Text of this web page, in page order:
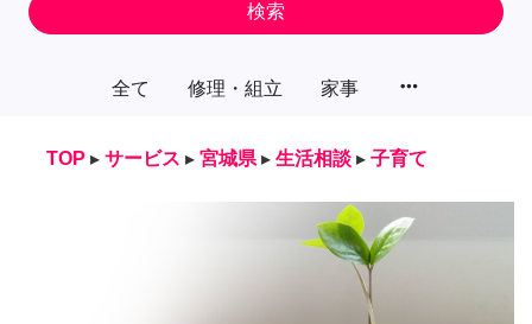
全て 修理・組立 家事 more_horiz
検索
TOP ▸ サービス ▸ 宮城県 ▸ 生活相談 ▸ 子育て